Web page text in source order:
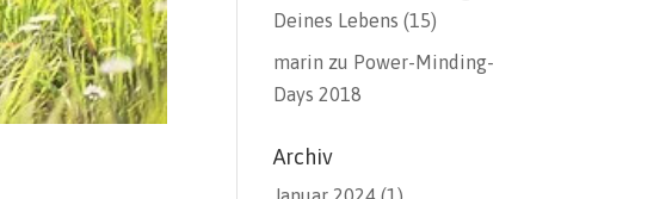
Deines Lebens (15)
marin zu Power-Minding-
Days 2018
Archiv